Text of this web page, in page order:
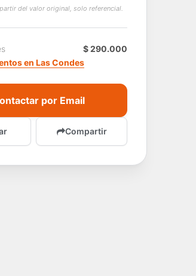
del valor original, solo referencial.
$ 290.000
en Las Condes
por Email
Compartir